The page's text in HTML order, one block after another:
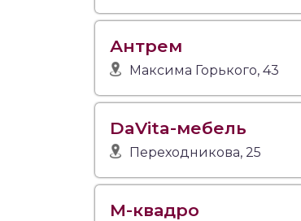
Антрем
Максима Горького, 43
DaVita-мебель
Переходникова, 25
М-квадро